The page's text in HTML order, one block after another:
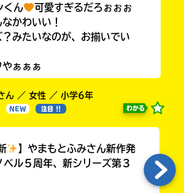
くん
可愛すぎるだろぉぉぉ
かわいい！
？みたいなのが、お揃いでい
やぁぁぁ
ん ／ 女性 ／ 小学6年
NEW 注目 !! わかる
】やまもとふみさん新作発
ベル５周年、新シリーズ第３